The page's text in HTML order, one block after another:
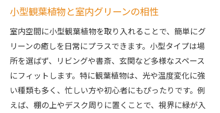
小型観葉植物と室内グリーンの相性
室内空間に小型観葉植物を取り入れることで、簡単にグ
リーンの癒しを日常にプラスできます。小型タイプは場
所を選ばず、リビングや書斎、玄関など多様なスペース
にフィットします。特に観葉植物は、光や温度変化に強
い種類も多く、忙しい方や初心者にもぴったりです。例
えば、棚の上やデスク周りに置くことで、視界に緑が入